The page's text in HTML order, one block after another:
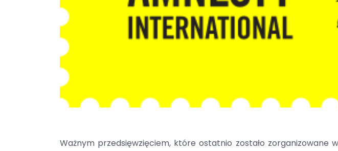
Ważnym przedsięwzięciem, które ostatnio zostało zorganizowane